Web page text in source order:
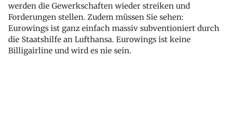
werden die Gewerkschaften wieder streiken und
Forderungen stellen. Zudem müssen Sie sehen:
Eurowings ist ganz einfach massiv subventioniert durch
die Staatshilfe an Lufthansa. Eurowings ist keine
Billigairline und wird es nie sein.